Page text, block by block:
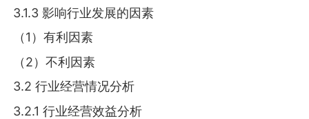
3.1.3 影响行业发展的因素
（1）有利因素
（2）不利因素
3.2 行业经营情况分析
3.2.1 行业经营效益分析